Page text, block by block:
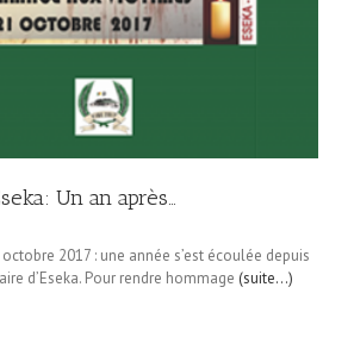
Un an après…
2017 : une année s’est écoulée depuis
d’Eseka. Pour rendre hommage (suite…)